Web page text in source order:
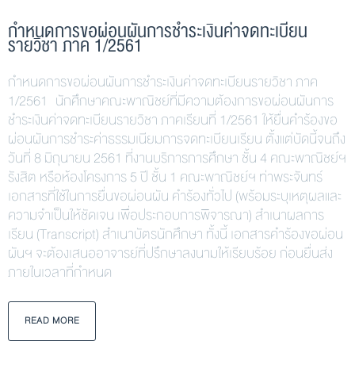
กำหนดการขอผ่อนผันการชำระเงินค่าจดทะเบียน
รายวิชา ภาค 1/2561
กำหนดการขอผ่อนผันการชำระเงินค่าจดทะเบียนรายวิชา ภาค
1/2561 นักศึกษาคณะพาณิชย์ที่มีความต้องการขอผ่อนผันการ
ชำระเงินค่าจดทะเบียนรายวิชา ภาคเรียนที่ 1/2561 ให้ยื่นคำร้องขอ
ผ่อนผันการชำระค่าธรรมเนียมการจดทะเบียนเรียน ตั้งแต่บัดนี้จนถึง
วันที่ 8 มิถุนายน 2561 ที่งานบริการการศึกษา ชั้น 4 คณะพาณิชย์ฯ
รังสิต หรือห้องโครงการ 5 ปี ชั้น 1 คณะพาณิชย์ฯ ท่าพระจันทร์
เอกสารที่ใช้ในการยื่นขอผ่อนผัน คำร้องทั่วไป (พร้อมระบุเหตุผลและ
ความจำเป็นให้ชัดเจน เพื่อประกอบการพิจารณา) สำเนาผลการ
เรียน (Transcript) สำเนาบัตรนักศึกษา ทั้งนี้ เอกสารคำร้องขอผ่อน
ผันฯ จะต้องเสนออาจารย์ที่ปรึกษาลงนามให้เรียบร้อย ก่อนยื่นส่ง
ภายในเวลาที่กำหนด
READ MORE